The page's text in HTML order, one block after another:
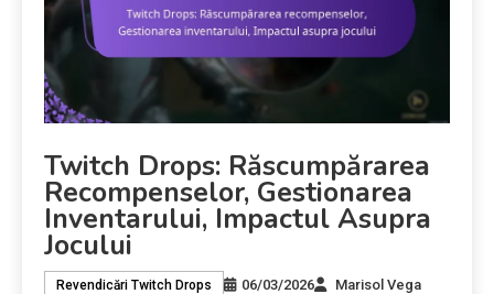
Twitch Drops: Răscumpărarea
Recompenselor, Gestionarea
Inventarului, Impactul Asupra
Jocului
Revendicări Twitch Drops 06/03/2026 Marisol Vega